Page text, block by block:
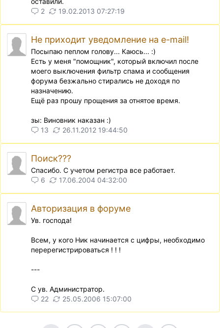
2
19.02.2013 07:27:19
Не приходит уведомление на e-mail!
Посыпаю пеплом голову... Каюсь... :)
Есть у меня "помощник", который включил после
моего выключения фильтр спама и сообщения
форума безжально стирались не доходя по
назначению.
Ещё раз прошу прощения за отнятое время.
зы: Виновник наказан :)
13
26.11.2012 19:44:50
Поиск???
Спасибо. С учетом регистра все работает.
6
17.06.2004 04:32:00
Авторизация в форуме
Ув. господа!
Всем, у кого Ник начинается с цифры, необходимо
перерегистрироваться ! ! !
---
С ув. Администратор.
22
25.05.2006 15:07:00